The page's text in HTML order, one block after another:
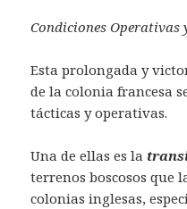
Condiciones Operativas
Esta prolongada y
de la colonia francesa
tácticas y operativas.
Una de ellas es la
terrenos boscosos que
colonias inglesas,